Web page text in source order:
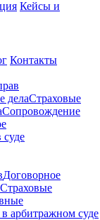
Кейсы и
Контакты
делаСтраховые
Сопровождение
суде
Договорное
Страховые
арбитражном суде